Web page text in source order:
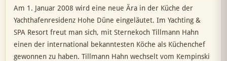
Am 1. Januar 2008 wird eine neue Ära in der Küche der
Yachthafenresidenz Hohe Düne eingeläutet. Im Yachting &
SPA Resort freut man sich, mit Sternekoch Tillmann Hahn
einen der international bekanntesten Köche als Küchenchef
gewonnen zu haben. Tillmann Hahn wechselt vom Kempinski